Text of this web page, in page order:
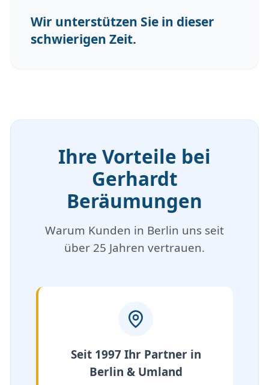
Wir unterstützen Sie in dieser
schwierigen Zeit.
Ihre Vorteile bei
Gerhardt
Beräumungen
Warum Kunden in Berlin uns seit
über 25 Jahren vertrauen.
Seit 1997 Ihr Partner in
Berlin & Umland